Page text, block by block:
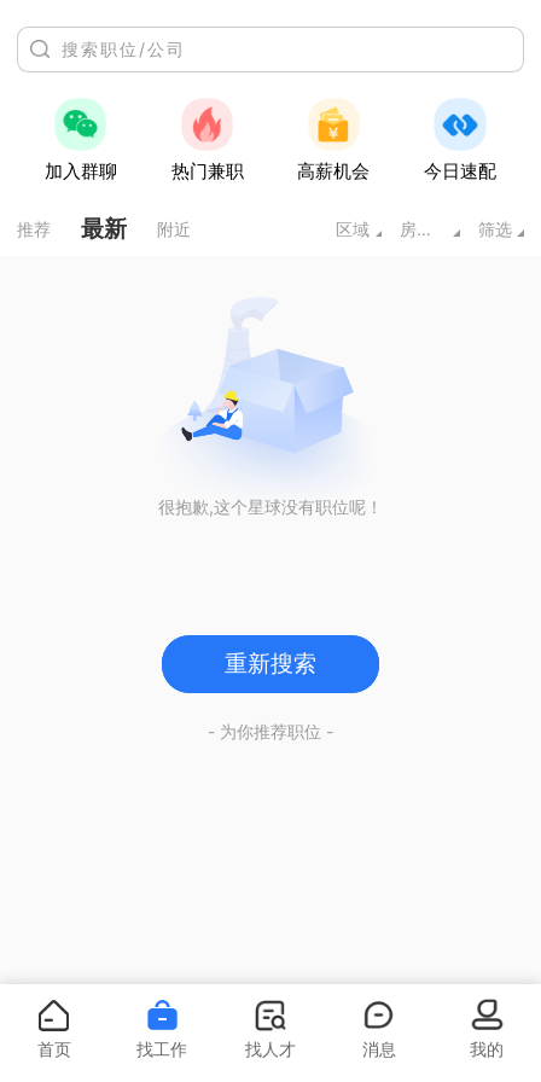
加入群聊 热门兼职 高薪机会 今日速配
推荐 最新 附近 区域 房地产/建筑 筛选
很抱歉,这个星球没有职位呢！
重新搜索
- 为你推荐职位 -
首页 找工作 找人才 消息 我的